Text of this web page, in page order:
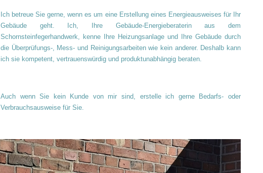
Ich betreue Sie gerne, wenn es um eine Erstellung eines Energieausweises für Ihr
Gebäude geht. Ich, Ihre Gebäude-Energieberaterin aus dem
Schornsteinfegerhandwerk, kenne Ihre Heizungsanlage und Ihre Gebäude durch
die Überprüfungs-, Mess- und Reinigungsarbeiten wie kein anderer. Deshalb kann
ich sie kompetent, vertrauenswürdig und produktunabhängig beraten.
Auch wenn Sie kein Kunde von mir sind, erstelle ich gerne Bedarfs- oder
Verbrauchsausweise für Sie.